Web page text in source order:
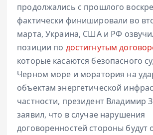
продолжались с прошлого
фактически финишировали во
марта, Украина, США и РФ
позиции по достигнутым
которые касаются безопасного
Черном море и моратория на
объектам энергетической
частности, президент Владимир
заявил, что в случае нарушения
договоренностей стороны будут